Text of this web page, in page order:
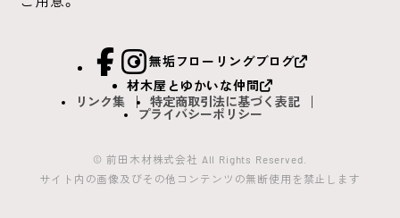
facebook
Instagram
無垢フローリングブログ
材木屋とゆかいな仲間
リンク集
特定商取引法に基づく表記
プライバシーポリシー
© 前田木材株式会社 All Rights Reserved.
サイト内の画像及びその他コンテンツの無断使用を禁止します